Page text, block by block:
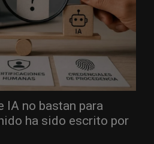
IA no bastan para
ha sido escrito por